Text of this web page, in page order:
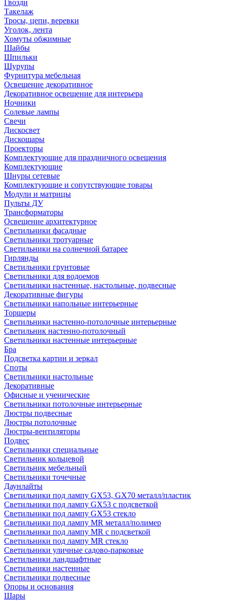
Гвозди
Такелаж
Тросы, цепи, веревки
Уголок, лента
Хомуты обжимные
Шайбы
Шпильки
Шурупы
Фурнитура мебельная
Освещение декоративное
Декоративное освещение для интерьера
Ночники
Солевые лампы
Свечи
Дискосвет
Дискошары
Проекторы
Комплектующие для праздничного освещения
Комплектующие
Шнуры сетевые
Комплектующие и сопутствующие товары
Модули и матрицы
Пульты ДУ
Трансформаторы
Освещение архитектурное
Светильники фасадные
Светильники тротуарные
Светильники на солнечной батарее
Гирлянды
Светильники грунтовые
Светильники для водоемов
Светильники настенные, настольные, подвесные
Декоративные фигуры
Светильники напольные интерьерные
Торшеры
Светильники настенно-потолочные интерьерные
Светильник настенно-потолочный
Светильники настенные интерьерные
Бра
Подсветка картин и зеркал
Споты
Светильники настольные
Декоративные
Офисные и ученические
Светильники потолочные интерьерные
Люстры подвесные
Люстры потолочные
Люстры-вентиляторы
Подвес
Светильники специальные
Светильник кольцевой
Светильник мебельный
Светильники точечные
Даунлайты
Светильники под лампу GX53, GX70 металл/пластик
Светильники под лампу GX53 с подсветкой
Светильники под лампу GX53 стекло
Светильники под лампу MR металл/полимер
Светильники под лампу MR с подсветкой
Светильники под лампу MR стекло
Светильники уличные садово-парковые
Светильники ландшафтные
Светильники настенные
Светильники подвесные
Опоры и основания
Шары